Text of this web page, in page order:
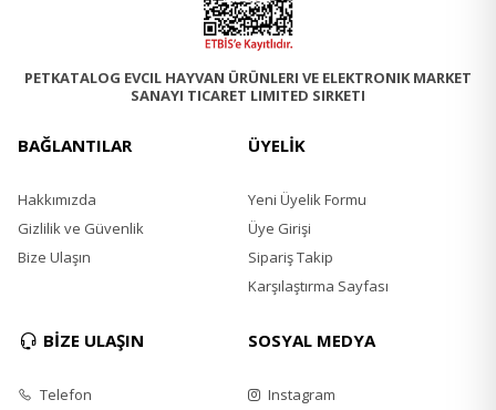
PETKATALOG EVCIL HAYVAN ÜRÜNLERI VE ELEKTRONIK MARKET
SANAYI TICARET LIMITED SIRKETI
BAĞLANTILAR
Hakkımızda
Gizlilik ve Güvenlik
Bize Ulaşın
ÜYELİK
Yeni Üyelik Formu
Üye Girişi
Sipariş Takip
Karşılaştırma Sayfası
BİZE ULAŞIN
Telefon
SOSYAL MEDYA
Instagram